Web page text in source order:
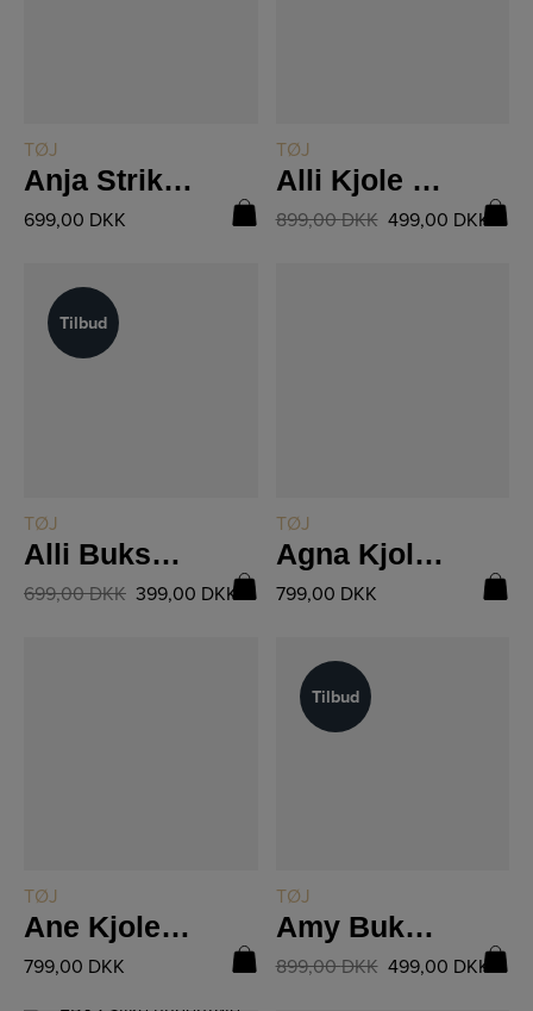
TØJ
Anja Strikbluse 8515-50
699,00 DKK
TØJ
Alli Kjole 8512-23
899,00DKK 499,00 DKK
Tilbud
Tilbud
TØJ
Alli Bukser 8512-10
699,00DKK 399,00 DKK
TØJ
Agna Kjole 8506-23
799,00 DKK
TØJ
Ane Kjole 8502-23
799,00 DKK
Tilbud
Tilbud
TØJ
Amy Bukser 8501-10
899,00DKK 499,00 DKK